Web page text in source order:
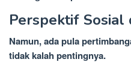
Perspektif Sosial
Namun, ada pula
tidak kalah pentingnya.